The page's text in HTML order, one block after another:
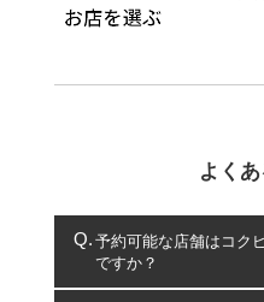
よく
予約可能な店舗はコク
ですか？